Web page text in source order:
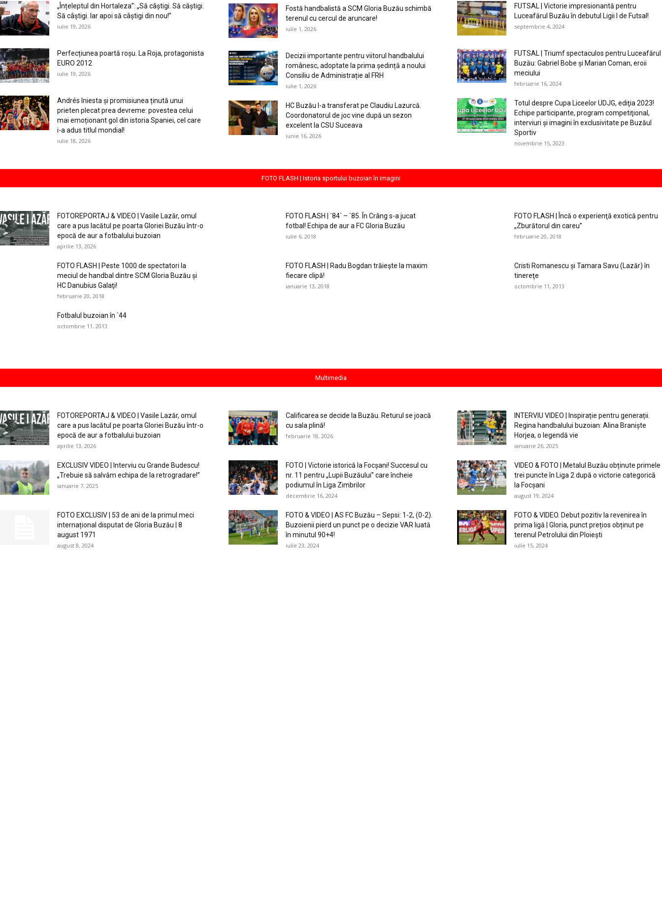
„Înțeleptul din Hortaleza”: „Să câștigi. Să câștigi.
Să câștigi. Iar apoi să câștigi din nou!”
iulie 19, 2026
Perfecțiunea poartă roșu. La Roja, protagonista
EURO 2012
iulie 19, 2026
Andrés Iniesta și promisiunea ținută unui
prieten plecat prea devreme: povestea celui
mai emoționant gol din istoria Spaniei, cel care
i-a adus titlul mondial!
iulie 18, 2026
Fostă handbalistă a SCM Gloria Buzău schimbă
terenul cu cercul de aruncare!
iulie 1, 2026
Decizii importante pentru viitorul handbalului
românesc, adoptate la prima ședință a noului
Consiliu de Administrație al FRH
iulie 1, 2026
HC Buzău l-a transferat pe Claudiu Lazurcă.
Coordonatorul de joc vine după un sezon
excelent la CSU Suceava
iunie 16, 2026
FUTSAL | Victorie impresionantă pentru
Luceafărul Buzău în debutul Ligii I de Futsal!
septembrie 4, 2024
FUTSAL | Triumf spectaculos pentru Luceafărul
Buzău: Gabriel Bobe și Marian Coman, eroii
meciului
februarie 16, 2024
Totul despre Cupa Liceelor UDJG, ediţia 2023!
Echipe participante, program competiţional,
interviuri şi imagini în exclusivitate pe Buzăul
Sportiv
noiembrie 15, 2023
FOTO FLASH | Istoria sportului buzoian în imagini
FOTOREPORTAJ & VIDEO | Vasile Lazăr, omul
care a pus lacătul pe poarta Gloriei Buzău într-o
epocă de aur a fotbalului buzoian
aprilie 13, 2026
FOTO FLASH | `84` – `85. În Crâng s-a jucat
fotbal! Echipa de aur a FC Gloria Buzău
iulie 6, 2018
FOTO FLASH | Încă o experienţă exotică pentru
„Zburătorul din careu”
februarie 20, 2018
FOTO FLASH | Peste 1000 de spectatori la
meciul de handbal dintre SCM Gloria Buzău şi
HC Danubius Galaţi!
februarie 20, 2018
FOTO FLASH | Radu Bogdan trăieşte la maxim
fiecare clipă!
ianuarie 13, 2018
Cristi Romanescu şi Tamara Savu (Lazăr) în
tinereţe
octombrie 11, 2013
Fotbalul buzoian în `44
octombrie 11, 2013
Multimedia
FOTOREPORTAJ & VIDEO | Vasile Lazăr, omul
care a pus lacătul pe poarta Gloriei Buzău într-o
epocă de aur a fotbalului buzoian
aprilie 13, 2026
Calificarea se decide la Buzău. Returul se joacă
cu sala plină!
februarie 18, 2026
INTERVIU VIDEO | Inspirație pentru generații.
Regina handbalului buzoian: Alina Braniște
Horjea, o legendă vie
ianuarie 26, 2025
EXCLUSIV VIDEO | Interviu cu Grande Budescu!
„Trebuie să salvăm echipa de la retrogradare!”
ianuarie 7, 2025
FOTO | Victorie istorică la Focșani! Succesul cu
nr. 11 pentru „Lupii Buzăului” care încheie
podiumul în Liga Zimbrilor
decembrie 16, 2024
VIDEO & FOTO | Metalul Buzău obținute primele
trei puncte în Liga 2 după o victorie categorică
la Focșani
august 19, 2024
FOTO EXCLUSIV | 53 de ani de la primul meci
internațional disputat de Gloria Buzău | 8
august 1971
august 8, 2024
FOTO & VIDEO | AS FC Buzău – Sepsi: 1-2, (0-2).
Buzoienii pierd un punct pe o decizie VAR luată
în minutul 90+4!
iulie 23, 2024
FOTO & VIDEO. Debut pozitiv la revenirea în
prima ligă | Gloria, punct prețios obținut pe
terenul Petrolului din Ploiești
iulie 15, 2024